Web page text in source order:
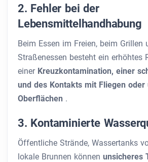
2. Fehler bei der
Lebensmittelhandhabung
Beim Essen im Freien, beim Grillen
Straßenessen besteht ein erhöhtes
einer Kreuzkontamination, einer
und des Kontakts mit Fliegen oder
Oberflächen .
3. Kontaminierte
Öffentliche Strände, Wassertanks
lokale Brunnen können unsicheres